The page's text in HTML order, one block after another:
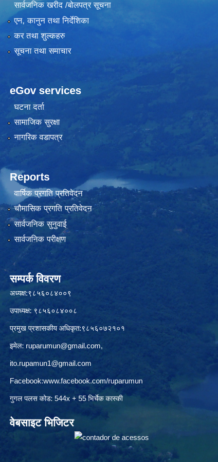
सार्वजनिक खरीद /बोलपत्र सूचना
एन, कानुन तथा निर्देशिका
कर तथा शुल्कहरु
सूचना तथा समाचार
eGov services
घटना दर्ता
सामाजिक सुरक्षा
नागरिक वडापत्र
Reports
वार्षिक प्रगति प्रतिवेदन
चौमासिक प्रगति प्रतिवेदन
सार्वजनिक सुनुवाई
सार्वजनिक परीक्षण
सम्पर्क विवरण
अध्यक्ष:९८५६०८४००९
उपाध्यक्ष: ९८५६०८४००८
प्रमुख प्रशासकीय अधिकृत:९८५६०७२१०१
इमेल: ruparumun@gmail.com,
ito.rupamun1@gmail.com
Facebook:www.facebook.com/ruparumun
गुगल पलस कोड: 544x + 55 भिर्चेक कास्की
वेबसाइट भिजिटर